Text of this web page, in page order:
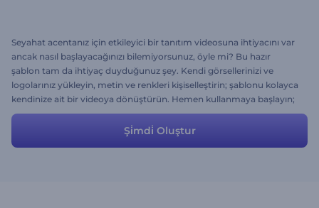
Seyahat acentanız için etkileyici bir tanıtım videosuna ihtiyacını var
ancak nasıl başlayacağınızı bilemiyorsunuz, öyle mi? Bu hazır
şablon tam da ihtiyaç duyduğunuz şey. Kendi görsellerinizi ve
logolarınız yükleyin, metin ve renkleri kişiselleştirin; şablonu kolayca
kendinize ait bir videoya dönüştürün. Hemen kullanmaya başlayın;
renkli sahneler ve çekici karakterlerle hedef kitlenizi etkiniz altına
Şi̇mdi̇ Oluştur